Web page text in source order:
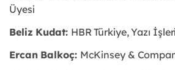
Üyesi
Beliz Kudat: HBR Türkiye, Yazı
Ercan Balkoç: McKinsey &